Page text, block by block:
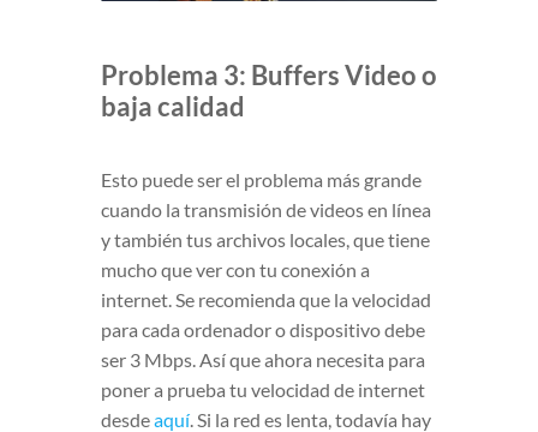
Problema 3: Buffers Video o
baja calidad
Esto puede ser el problema más grande
cuando la transmisión de videos en línea
y también tus archivos locales, que tiene
mucho que ver con tu conexión a
internet. Se recomienda que la velocidad
para cada ordenador o dispositivo debe
ser 3 Mbps. Así que ahora necesita para
poner a prueba tu velocidad de internet
desdeaquí. Si la red es lenta, todavía hay